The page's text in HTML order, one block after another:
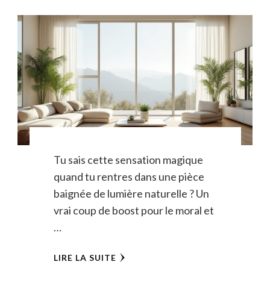
Tu sais cette sensation magique
quand tu rentres dans une pièce
baignée de lumière naturelle ? Un
vrai coup de boost pour le moral et
…
LIRE LA SUITE